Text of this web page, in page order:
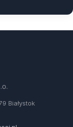
Białystok